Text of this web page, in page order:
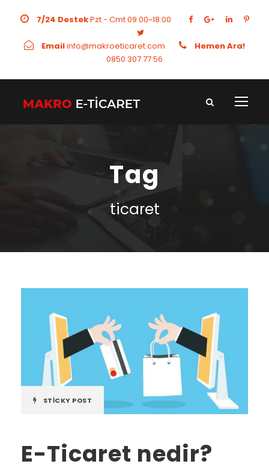
7/24 DestekPzt - Cmt 09:00~18:00
Emailinfo@makroeticaret.com
Hemen Ara!
0850 307 77 56
Tag
ticaret
STICKY POST
E-Ticaret nedir?